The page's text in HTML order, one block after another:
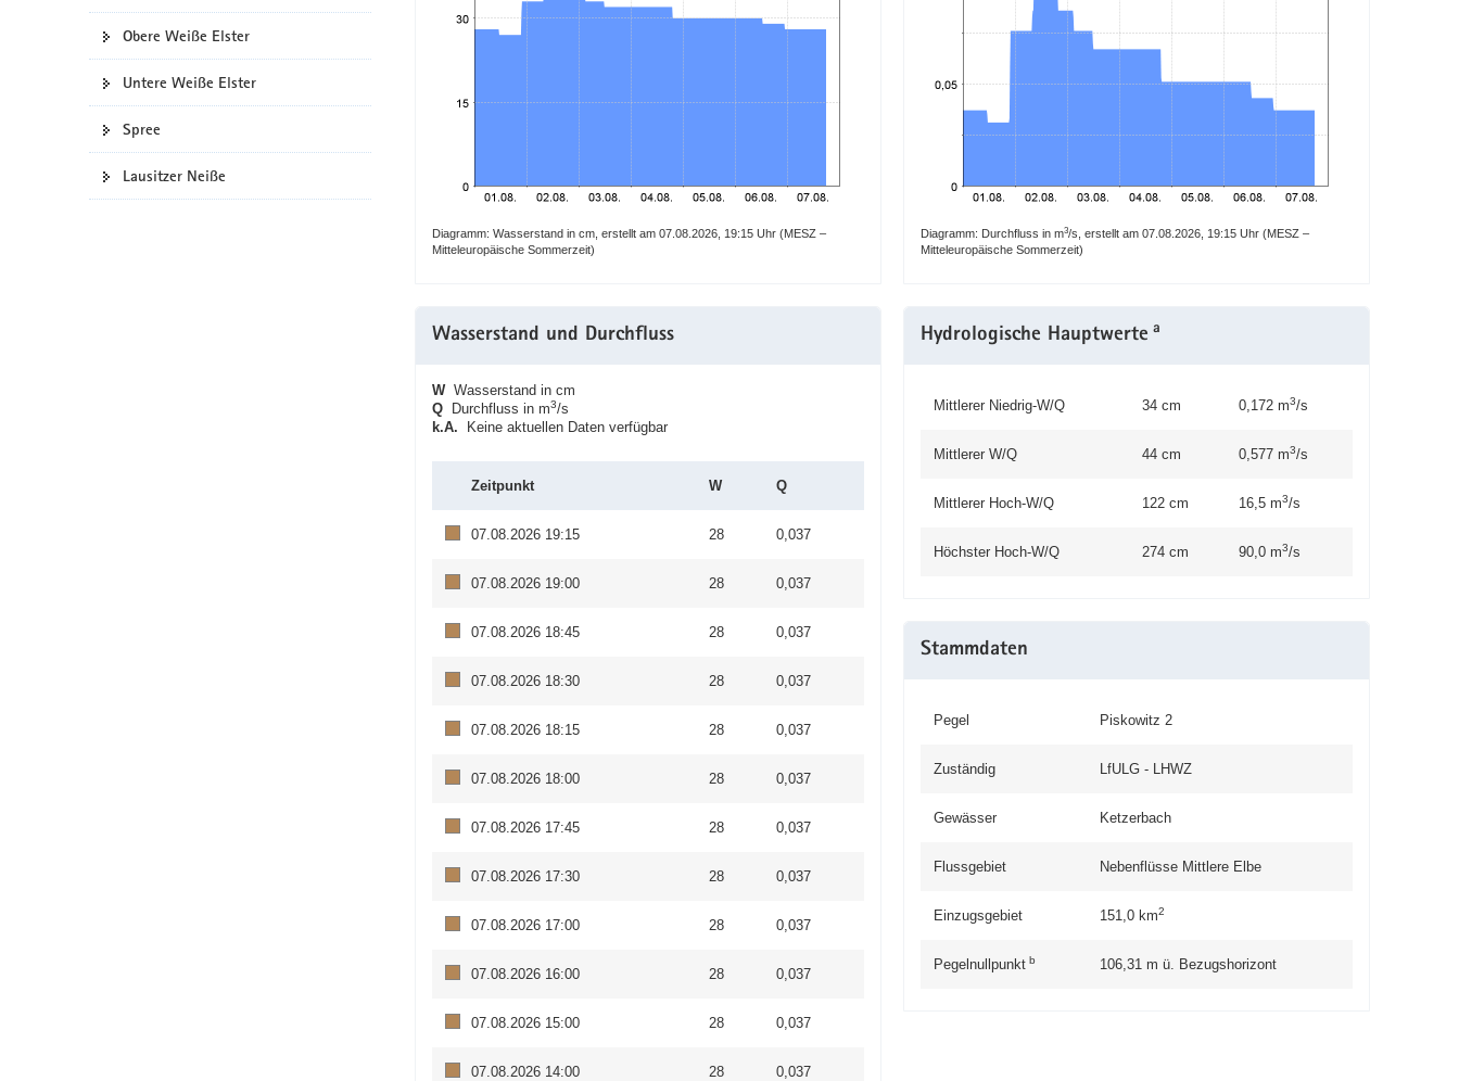
Obere Weiße Elster
Untere Weiße Elster
Spree
Lausitzer Neiße
Diagramm: Wasserstand in cm, erstellt am 07.08.2026, 19:15 Uhr (MESZ –
Mitteleuropäische Sommerzeit)
Diagramm: Durchfluss in m3/s, erstellt am 07.08.2026, 19:15 Uhr (MESZ –
Mitteleuropäische Sommerzeit)
Wasserstand und Durchfluss
WWasserstand in cm
Q Durchfluss in m3/s
k.A. Keine aktuellen Daten verfügbar
Zeitpunkt W Q
07.08.2026 19:15 28 0,037
07.08.2026 19:00 28 0,037
07.08.2026 18:45 28 0,037
07.08.2026 18:30 28 0,037
07.08.2026 18:15 28 0,037
07.08.2026 18:00 28 0,037
07.08.2026 17:45 28 0,037
07.08.2026 17:30 28 0,037
07.08.2026 17:00 28 0,037
07.08.2026 16:00 28 0,037
07.08.2026 15:00 28 0,037
07.08.2026 14:00 28 0,037
Hydrologische Hauptwerte a
Mittlerer Niedrig-W/Q 34 cm 0,172 m3/s
Mittlerer W/Q 44 cm 0,577 m3/s
Mittlerer Hoch-W/Q 122 cm 16,5 m3/s
Höchster Hoch-W/Q 274 cm 90,0 m3/s
Stammdaten
Pegel Piskowitz 2
Zuständig LfULG - LHWZ
Gewässer Ketzerbach
Flussgebiet Nebenflüsse Mittlere Elbe
Einzugsgebiet 151,0 km2
Pegelnullpunkt b 106,31 m ü. Bezugshorizont